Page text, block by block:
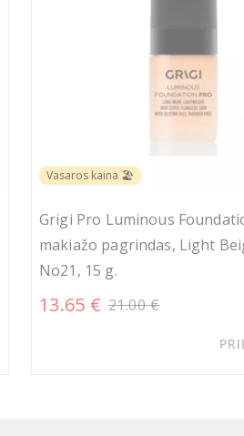
Vasaros kaina 🏖️
Grigi Pro Luminous
makiažo pagrindas, Light
No21, 15 g.
13.65 € 21.00 €